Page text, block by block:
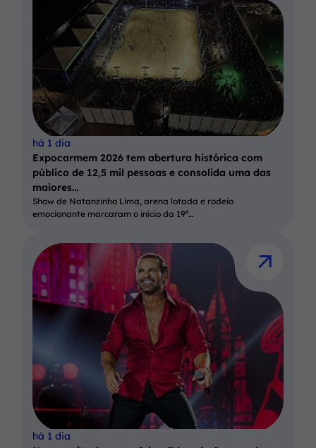
há 1 dia
Expocarmem 2026 tem abertura histórica com
público de 12,5 mil pessoas e consolida uma das
maiores…
Show de Natanzinho Lima, arena lotada e rodeio
emocionante marcaram o início da 19ª…
há 1 dia